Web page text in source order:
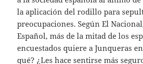
la aplicación del rodillo para
preocupaciones. Según El
Español, más de la mitad de los
encuestados quiere a Junqueras
qué? ¿Les hace sentirse más